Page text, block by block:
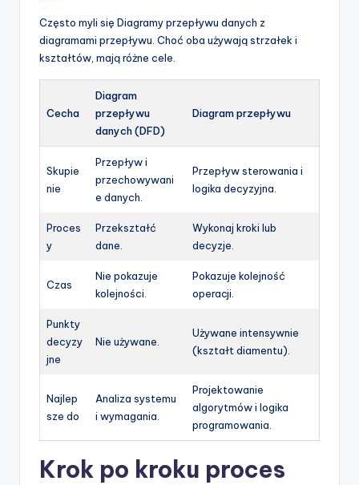
Często myli się Diagramy przepływu danych z
diagramami przepływu. Choć oba używają strzałek i
kształtów, mają różne cele.
Cecha
Diagram
przepływu
danych (DFD)
Diagram przepływu
Skupie
nie
Przepływ i
przechowywani
e danych.
Przepływ sterowania i
logika decyzyjna.
Proces
y
Przekształć
dane.
Wykonaj kroki lub
decyzje.
Czas
Nie pokazuje
kolejności.
Pokazuje kolejność
operacji.
Punkty
decyzy
jne
Nie używane.
Używane intensywnie
(kształt diamentu).
Najlep
sze do
Analiza systemu
i wymagania.
Projektowanie
algorytmów i logika
programowania.
Krok po kroku proces